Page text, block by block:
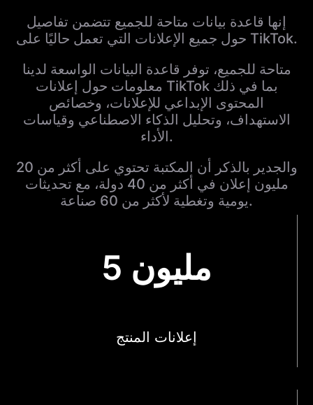
إنها قاعدة بيانات متاحة للجميع تتضمن تفاصيل
حول جميع الإعلانات التي تعمل حاليًا على TikTok.
متاحة للجميع، توفر قاعدة البيانات الواسعة لدينا
معلومات حول إعلانات TikTok بما في ذلك
المحتوى الإبداعي للإعلانات، وخصائص
الاستهداف، وتحليل الذكاء الاصطناعي وقياسات
الأداء.
والجدير بالذكر أن المكتبة تحتوي على أكثر من 20
مليون إعلان في أكثر من 40 دولة، مع تحديثات
يومية وتغطية لأكثر من 60 صناعة.
5 مليون
إعلانات المنتج